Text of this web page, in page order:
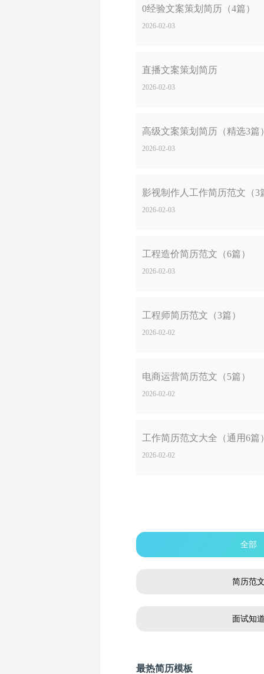
0经验文案策划简历（4篇）
2026-02-03
直播文案策划简历
2026-02-03
高级文案策划简历（精选3篇
2026-02-03
影视制作人工作简历范文（3
2026-02-03
工程造价简历范文（6篇）
2026-02-03
工程师简历范文（3篇）
2026-02-02
电商运营简历范文（5篇）
2026-02-02
工作简历范文大全（通用6篇
2026-02-02
全部
简历范
面试知
最热简历模板